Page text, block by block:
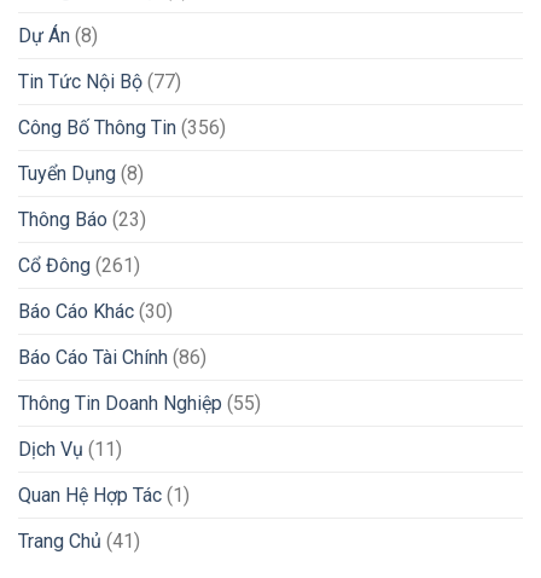
Dự Án (8)
Tin Tức Nội Bộ (77)
Công Bố Thông Tin (356)
Tuyển Dụng (8)
Thông Báo (23)
Cổ Đông (261)
Báo Cáo Khác (30)
Báo Cáo Tài Chính (86)
Thông Tin Doanh Nghiệp (55)
Dịch Vụ (11)
Quan Hệ Hợp Tác (1)
Trang Chủ (41)